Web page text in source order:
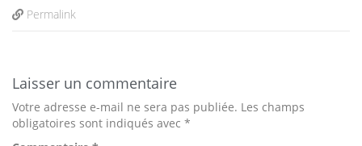
Permalink
Laisser un commentaire
Votre adresse e-mail ne sera pas publiée. Les champs
obligatoires sont indiqués avec *